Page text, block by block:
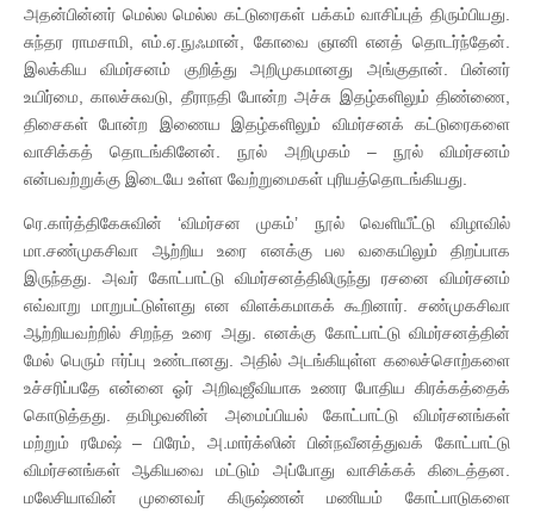
அதன்பின்னர் மெல்ல மெல்ல கட்டுரைகள் பக்கம் வாசிப்புத் திரும்பியது.
சுந்தர ராமசாமி, எம்.ஏ.நுஃமான், கோவை ஞானி எனத் தொடர்ந்தேன்.
இலக்கிய விமர்சனம் குறித்து அறிமுகமானது அங்குதான். பின்னர்
உயிர்மை, காலச்சுவடு, தீராநதி போன்ற அச்சு இதழ்களிலும் திண்ணை,
திசைகள் போன்ற இணைய இதழ்களிலும் விமர்சனக் கட்டுரைகளை
வாசிக்கத் தொடங்கினேன். நூல் அறிமுகம் – நூல் விமர்சனம்
என்பவற்றுக்கு இடையே உள்ள வேற்றுமைகள் புரியத்தொடங்கியது.
ரெ.கார்த்திகேசுவின் ‘விமர்சன முகம்’ நூல் வெளியீட்டு விழாவில்
மா.சண்முகசிவா ஆற்றிய உரை எனக்கு பல வகையிலும் திறப்பாக
இருந்தது. அவர் கோட்பாட்டு விமர்சனத்திலிருந்து ரசனை விமர்சனம்
எவ்வாறு மாறுபட்டுள்ளது என விளக்கமாகக் கூறினார். சண்முகசிவா
ஆற்றியவற்றில் சிறந்த உரை அது. எனக்கு கோட்பாட்டு விமர்சனத்தின்
மேல் பெரும் ஈர்ப்பு உண்டானது. அதில் அடங்கியுள்ள கலைச்சொற்களை
உச்சரிப்பதே என்னை ஓர் அறிவுஜீவியாக உணர போதிய கிரக்கத்தைக்
கொடுத்தது. தமிழவனின் அமைப்பியல் கோட்பாட்டு விமர்சனங்கள்
மற்றும் ரமேஷ் – பிரேம், அ.மார்க்ஸின் பின்நவீனத்துவக் கோட்பாட்டு
விமர்சனங்கள் ஆகியவை மட்டும் அப்போது வாசிக்கக் கிடைத்தன.
மலேசியாவின் முனைவர் கிருஷ்ணன் மணியம் கோட்பாடுகளை